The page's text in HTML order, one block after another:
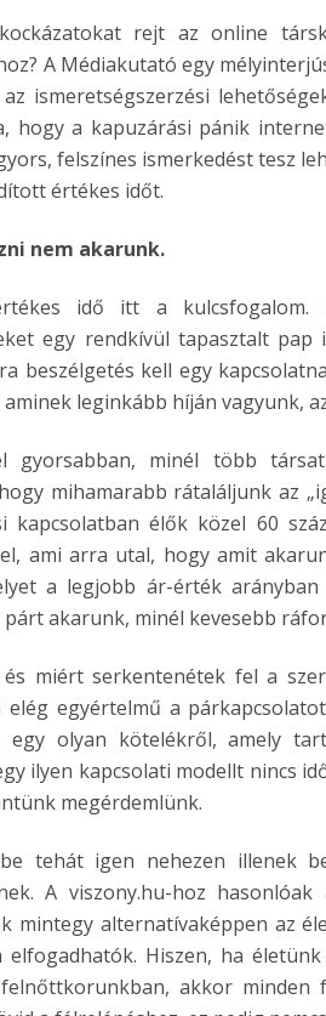
rejt az online
A Médiakutató egy
ismeretségszerzési
hogy a kapuzárási pánik
felszínes ismerkedést tesz
értékes időt.
nem akarunk.
idő itt a kulcsfogalom.
egy rendkívül tapasztalt
beszélgetés kell egy
leginkább híján vagyunk,
gyorsabban, minél több
mihamarabb rátaláljunk az
kapcsolatban élők közel 60
ami arra utal, hogy amit
a legjobb ár-érték
párt akarunk, minél kevesebb
miért serkentenétek fel a
elég egyértelmű a
egy olyan kötelékről, amely
ilyen kapcsolati modellt nincs
megérdemlünk.
tehát igen nehezen illenek
A viszony.hu-hoz
mintegy alternatívaképpen az
elfogadhatók. Hiszen, ha
akkor minden